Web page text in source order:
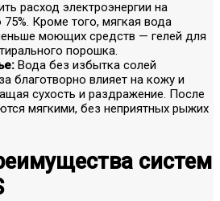
расход электроэнергии на
Кроме того, мягкая вода
моющих средств — гелей для
порошка.
Вода без избытка солей
благотворно влияет на кожу и
сухость и раздражение. После
мягкими, без неприятных рыжих
систем